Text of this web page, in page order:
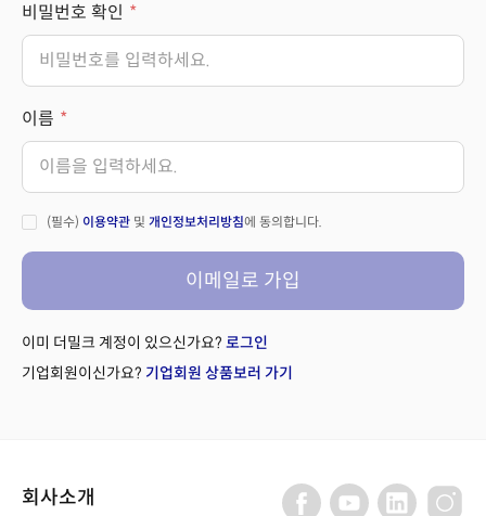
비밀번호 확인
이름
(필수) 이용약관 및 개인정보처리방침에 동의합니다.
이메일로 가입
이미 더밀크 계정이 있으신가요? 로그인
기업회원이신가요? 기업회원 상품보러 가기
회사소개